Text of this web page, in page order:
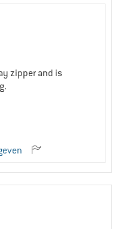
zipper and is